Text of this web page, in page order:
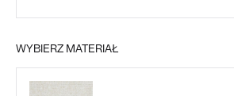
WYBIERZ MATERIAŁ